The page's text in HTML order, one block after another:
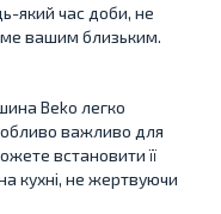
який час доби, не
вашим близьким.
Beko легко
важливо для
встановити її
кухні, не жертвуючи